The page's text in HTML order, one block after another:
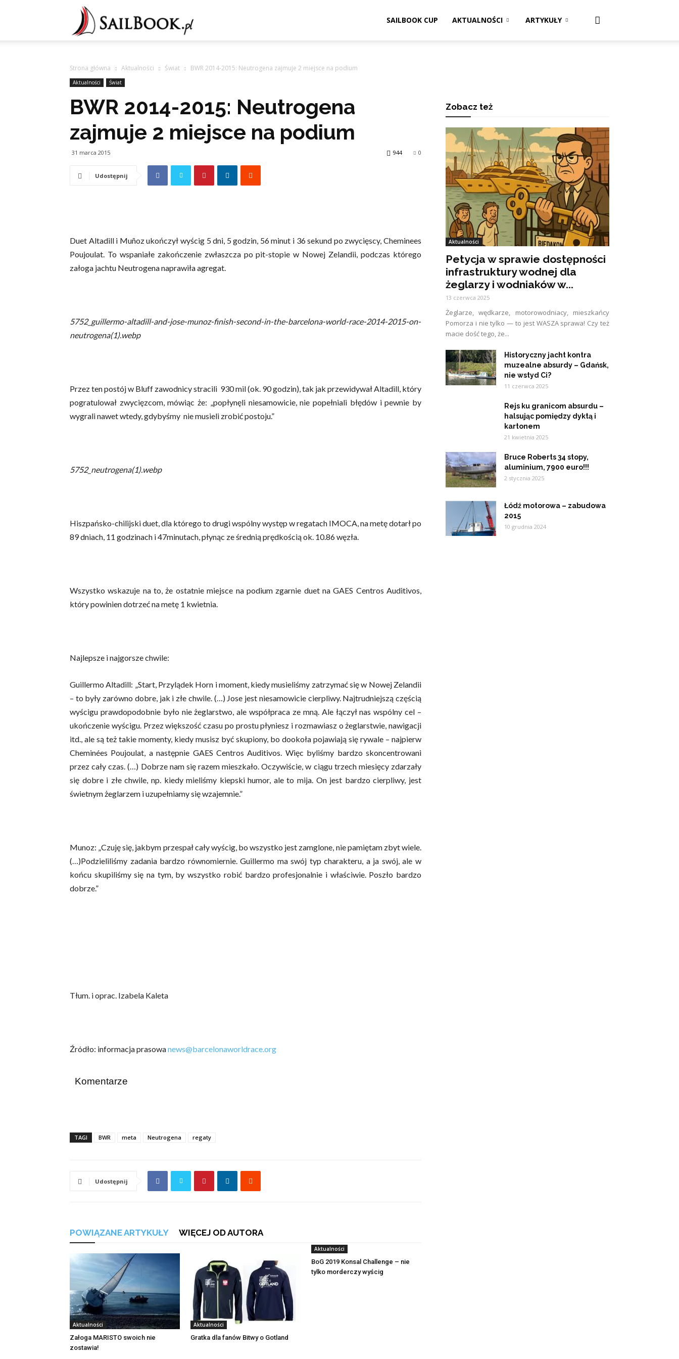
SAILBOOK CUP AKTUALNOŚCI ARTYKUŁY
Strona główna Aktualności Świat BWR 2014-2015: Neutrogena zajmuje 2 miejsce na podium
Aktualności Świat
BWR 2014-2015: Neutrogena
zajmuje 2 miejsce na podium
31 marca 2015 0
944
Udostępnij
Duet Altadill i Muñoz ukończył wyścig 5 dni, 5 godzin, 56 minut i 36 sekund po zwycięscy, Cheminees
Poujoulat. To wspaniałe zakończenie zwłaszcza po pit-stopie w Nowej Zelandii, podczas którego
załoga jachtu Neutrogena naprawiła agregat.
5752_guillermo-altadill-and-jose-munoz-finish-second-in-the-barcelona-world-race-2014-2015-on-
neutrogena(1).webp
Przez ten postój w Bluff zawodnicy stracili 930 mil (ok. 90 godzin), tak jak przewidywał Altadill, który
pogratulował zwycięzcom, mówiąc że: „popłynęli niesamowicie, nie popełniali błędów i pewnie by
wygrali nawet wtedy, gdybyśmy nie musieli zrobić postoju.”
5752_neutrogena(1).webp
Hiszpańsko-chilijski duet, dla którego to drugi wspólny występ w regatach IMOCA, na metę dotarł po
89 dniach, 11 godzinach i 47minutach, płynąc ze średnią prędkością ok. 10.86 węzła.
Wszystko wskazuje na to, że ostatnie miejsce na podium zgarnie duet na GAES Centros Auditivos,
który powinien dotrzeć na metę 1 kwietnia.
Najlepsze i najgorsze chwile:
Guillermo Altadill: „Start, Przylądek Horn i moment, kiedy musieliśmy zatrzymać się w Nowej Zelandii
– to były zarówno dobre, jak i złe chwile. (…) Jose jest niesamowicie cierpliwy. Najtrudniejszą częścią
wyścigu prawdopodobnie było nie żeglarstwo, ale współpraca ze mną. Ale łączył nas wspólny cel –
ukończenie wyścigu. Przez większość czasu po prostu płyniesz i rozmawiasz o żeglarstwie, nawigacji
itd., ale są też takie momenty, kiedy musisz być skupiony, bo dookoła pojawiają się rywale – najpierw
Cheminées Poujoulat, a następnie GAES Centros Auditivos. Więc byliśmy bardzo skoncentrowani
przez cały czas. (…) Dobrze nam się razem mieszkało. Oczywiście, w ciągu trzech miesięcy zdarzały
się dobre i złe chwile, np. kiedy mieliśmy kiepski humor, ale to mija. On jest bardzo cierpliwy, jest
świetnym żeglarzem i uzupełniamy się wzajemnie.”
Munoz: „Czuję się, jakbym przespał cały wyścig, bo wszystko jest zamglone, nie pamiętam zbyt wiele.
(…)Podzieliliśmy zadania bardzo równomiernie. Guillermo ma swój typ charakteru, a ja swój, ale w
końcu skupiliśmy się na tym, by wszystko robić bardzo profesjonalnie i właściwie. Poszło bardzo
dobrze.”
Tłum. i oprac. Izabela Kaleta
Źródło: informacja prasowanews@barcelonaworldrace.org
Komentarze
TAGI BWR meta Neutrogena regaty
Udostępnij
POWIĄZANE ARTYKUŁY WIĘCEJ OD AUTORA
Aktualności
Załoga MARISTO swoich nie
zostawia!
Aktualności
Gratka dla fanów Bitwy o Gotland
Aktualności
BoG 2019 Konsal Challenge – nie
tylko morderczy wyścig
Zobacz też
Aktualności
Petycja w sprawie dostępności
infrastruktury wodnej dla
żeglarzy i wodniaków w...
13 czerwca 2025
Żeglarze, wędkarze, motorowodniacy, mieszkańcy
Pomorza i nie tylko — to jest WASZA sprawa! Czy też
macie dość tego, że...
Historyczny jacht kontra
muzealne absurdy – Gdańsk,
nie wstyd Ci?
11 czerwca 2025
Rejs ku granicom absurdu –
halsując pomiędzy dyktą i
kartonem
21 kwietnia 2025
Bruce Roberts 34 stopy,
aluminium, 7900 euro!!!
2 stycznia 2025
Łódź motorowa – zabudowa
2015
10 grudnia 2024